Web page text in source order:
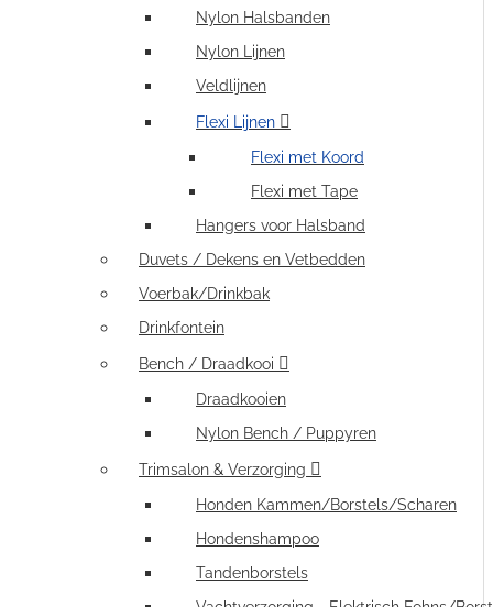
Nylon Halsbanden
Nylon Lijnen
Veldlijnen
Flexi Lijnen
Flexi met Koord
Flexi met Tape
Hangers voor Halsband
Duvets / Dekens en Vetbedden
Voerbak/Drinkbak
Drinkfontein
Bench / Draadkooi
Draadkooien
Nylon Bench / Puppyren
Trimsalon & Verzorging
Honden Kammen/Borstels/Scharen
Hondenshampoo
Tandenborstels